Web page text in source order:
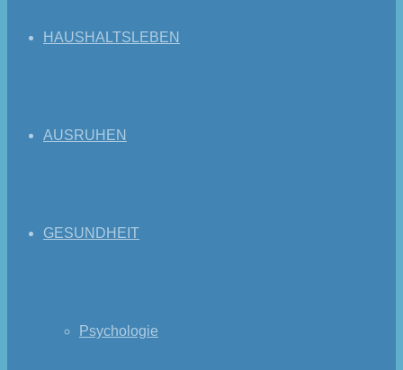
HAUSHALTSLEBEN
AUSRUHEN
GESUNDHEIT
Psychologie